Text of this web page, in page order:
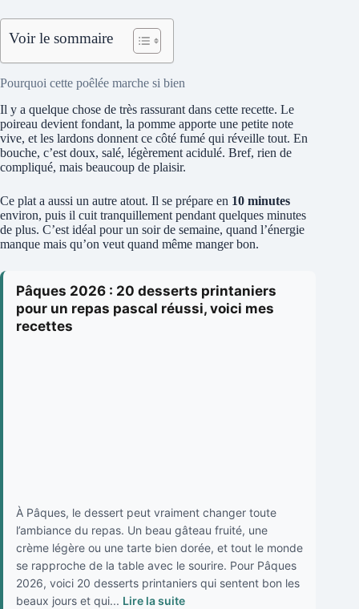
Voir le sommaire
Pourquoi cette poêlée marche si bien
Il y a quelque chose de très rassurant dans cette recette. Le
poireau devient fondant, la pomme apporte une petite note
vive, et les lardons donnent ce côté fumé qui réveille tout. En
bouche, c’est doux, salé, légèrement acidulé. Bref, rien de
compliqué, mais beaucoup de plaisir.
Ce plat a aussi un autre atout. Il se prépare en 10 minutes
environ, puis il cuit tranquillement pendant quelques minutes
de plus. C’est idéal pour un soir de semaine, quand l’énergie
manque mais qu’on veut quand même manger bon.
Pâques 2026 : 20 desserts printaniers
pour un repas pascal réussi, voici mes
recettes
À Pâques, le dessert peut vraiment changer toute
l’ambiance du repas. Un beau gâteau fruité, une
crème légère ou une tarte bien dorée, et tout le monde
se rapproche de la table avec le sourire. Pour Pâques
2026, voici 20 desserts printaniers qui sentent bon les
beaux jours et qui... Lire la suite